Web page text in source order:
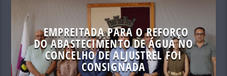
EMPREITADA PARA O REFORÇO
DO ABASTECIMENTO DE ÁGUA NO
CONCELHO DE ALJUSTREL FOI
CONSIGNADA